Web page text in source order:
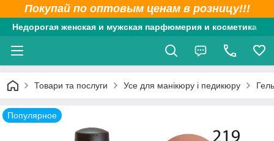
Покупай по оптовым ценам в розницу!!!
Недорогая женская и мужская парфюмерия и косметика
Товари та послуги Усе для манікюру і педикюру
Популярное